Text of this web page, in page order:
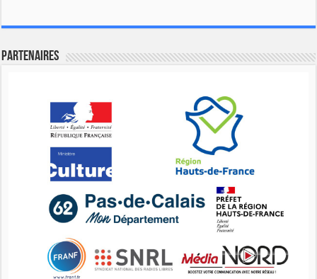
Partenaires